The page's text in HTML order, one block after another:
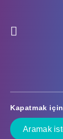
Kapatmak için